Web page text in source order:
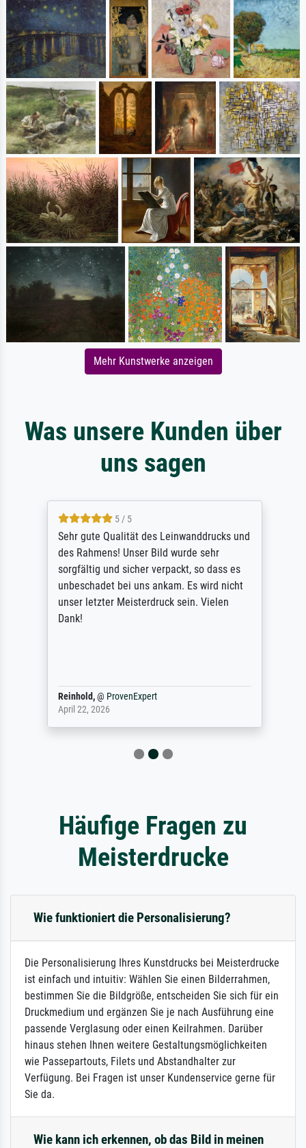
Mehr Kunstwerke anzeigen
Was unsere Kunden über
uns sagen
5 / 5
Sehr gute Qualität des Leinwanddrucks und
des Rahmens! Unser Bild wurde sehr
sorgfältig und sicher verpackt, so dass es
unbeschadet bei uns ankam. Es wird nicht
unser letzter Meisterdruck sein. Vielen
Dank!
Reinhold,@ ProvenExpert
April 22, 2026
Häufige Fragen zu
Meisterdrucke
Wie funktioniert die Personalisierung?
Die Personalisierung Ihres Kunstdrucks bei Meisterdrucke
ist einfach und intuitiv: Wählen Sie einen Bilderrahmen,
bestimmen Sie die Bildgröße, entscheiden Sie sich für ein
Druckmedium und ergänzen Sie je nach Ausführung eine
passende Verglasung oder einen Keilrahmen. Darüber
hinaus stehen Ihnen weitere Gestaltungsmöglichkeiten
wie Passepartouts, Filets und Abstandhalter zur
Verfügung. Bei Fragen ist unser Kundenservice gerne für
Sie da.
Wie kann ich erkennen, ob das Bild in meinen